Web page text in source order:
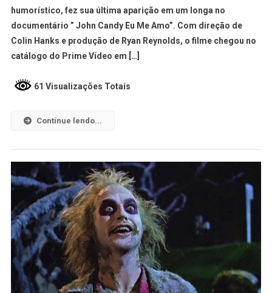
humorístico, fez sua última aparição em um longa no
documentário ” John Candy Eu Me Amo”. Com direção de
Colin Hanks e produção de Ryan Reynolds, o filme chegou no
catálogo do Prime Vídeo em […]
61 Visualizações Totais
Continue lendo...